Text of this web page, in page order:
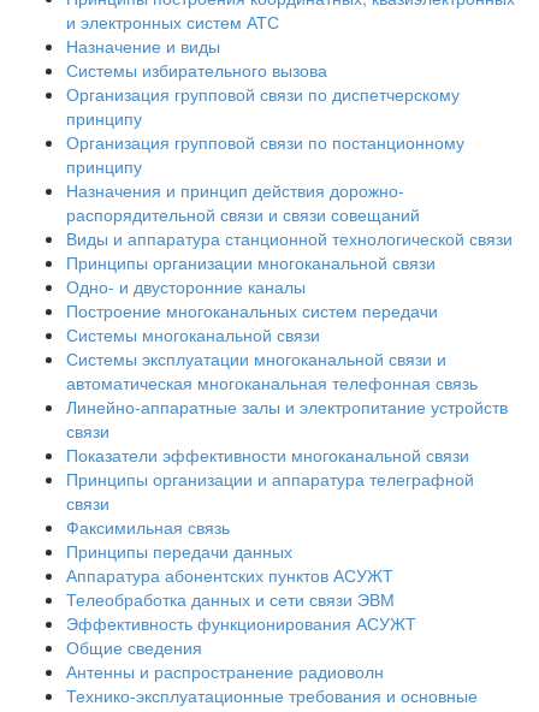
и электронных систем АТС
Назначение и виды
Системы избирательного вызова
Организация групповой связи по диспетчерскому
принципу
Организация групповой связи по постанционному
принципу
Назначения и принцип действия дорожно-
распорядительной связи и связи совещаний
Виды и аппаратура станционной технологической связи
Принципы организации многоканальной связи
Одно- и двусторонние каналы
Построение многоканальных систем передачи
Системы многоканальной связи
Системы эксплуатации многоканальной связи и
автоматическая многоканальная телефонная связь
Линейно-аппаратные залы и электропитание устройств
связи
Показатели эффективности многоканальной связи
Принципы организации и аппаратура телеграфной
связи
Факсимильная связь
Принципы передачи данных
Аппаратура абонентских пунктов АСУЖТ
Телеобработка данных и сети связи ЭВМ
Эффективность функционирования АСУЖТ
Общие сведения
Антенны и распространение радиоволн
Технико-эксплуатационные требования и основные